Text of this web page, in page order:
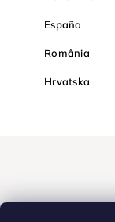
España
România
Hrvatska